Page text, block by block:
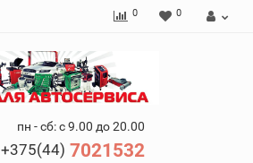
0 0
пн - сб: с 9.00 до 20.00
+375(44) 7021532